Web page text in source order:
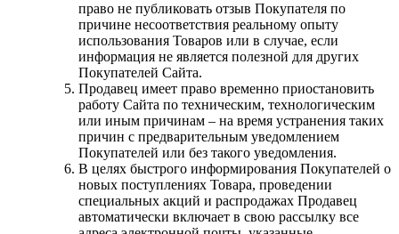
право не публиковать отзыв Покупателя по
причине несоответствия реальному опыту
использования Товаров или в случае, если
информация не является полезной для других
Покупателей Сайта.
Продавец имеет право временно приостановить
работу Сайта по техническим, технологическим
или иным причинам – на время устранения таких
причин с предварительным уведомлением
Покупателей или без такого уведомления.
В целях быстрого информирования Покупателей о
новых поступлениях Товара, проведении
специальных акций и распродажах Продавец
автоматически включает в свою рассылку все